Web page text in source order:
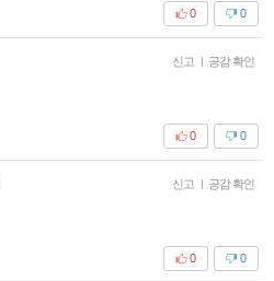
0
0
신고 | 공감 확인
0
0
신고 | 공감 확인
0
0